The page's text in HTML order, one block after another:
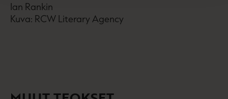
Ian Rankin
Kuva: RCW Literary Agency